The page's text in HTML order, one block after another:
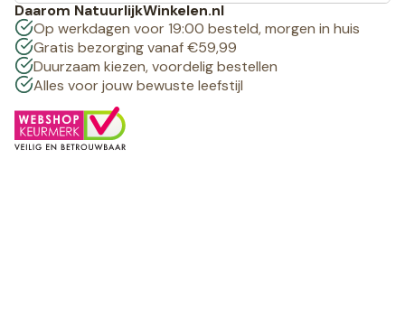
Daarom NatuurlijkWinkelen.nl
Op werkdagen voor 19:00 besteld, morgen in huis
Gratis bezorging vanaf €59,99
Duurzaam kiezen, voordelig bestellen
Alles voor jouw bewuste leefstijl